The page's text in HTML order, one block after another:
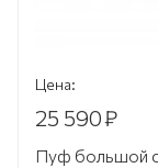
Цена:
25 590₽
Пуф большой